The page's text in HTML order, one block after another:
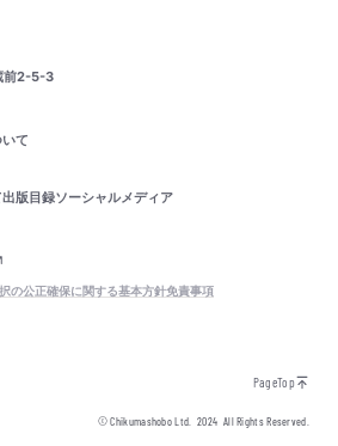
前2-5-3
て
出版目録ソーシャルメディア
の公正確保に関する基本方針免責事項
PageTop
© Chikumashobo Ltd.2024 All Rights Reserved.